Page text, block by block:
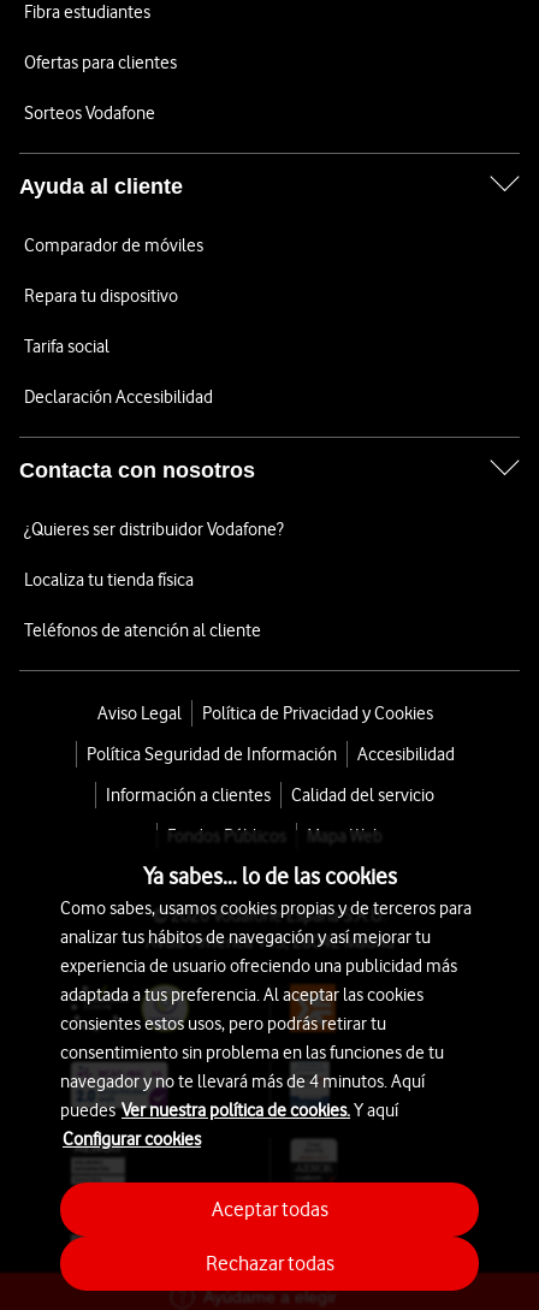
Ayúdame a elegir
Fibra estudiantes
Ofertas para clientes
Sorteos Vodafone
Ayuda al cliente
Comparador de móviles
Repara tu dispositivo
Tarifa social
Declaración Accesibilidad
Contacta con nosotros
¿Quieres ser distribuidor Vodafone?
Localiza tu tienda física
Teléfonos de atención al cliente
Aviso Legal
Política de Privacidad y Cookies
Política Seguridad de Información
Accesibilidad
Información a clientes
Calidad del servicio
Fondos Públicos
Mapa Web
© 2026 Vodafone España S.A.U.
Avda. América 115, 28042 Madrid
Ya sabes... lo de las cookies
Como sabes, usamos cookies propias y de terceros para
analizar tus hábitos de navegación y así mejorar tu
experiencia de usuario ofreciendo una publicidad más
adaptada a tus preferencia. Al aceptar las cookies
consientes estos usos, pero podrás retirar tu
consentimiento sin problema en las funciones de tu
navegador y no te llevará más de 4 minutos. Aquí
puedesVer nuestra política de cookies.Y aquí
Configurar cookies
Rechazar todas
Aceptar todas